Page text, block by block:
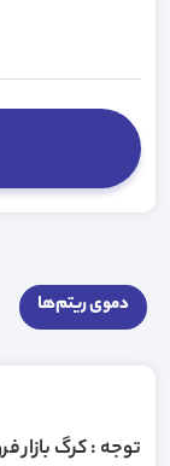
دموی ریتم‌ها
توجه : کرگ